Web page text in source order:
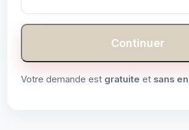
Continuer
Votre demande est gratuite et sans